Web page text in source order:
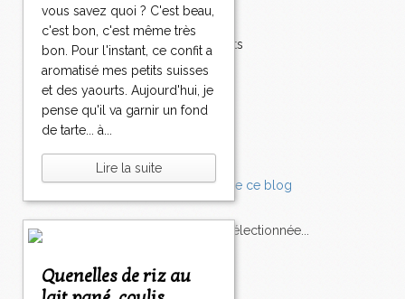
vous savez quoi ? C'est beau,
c'est bon, c'est même très
bon. Pour l'instant, ce confit a
aromatisé mes petits suisses
et des yaourts. Aujourd'hui, je
pense qu'il va garnir un fond
de tarte... à...
Lire la suite
Quenelles de riz au
Fêtes
Poisson
Accompagnements
Champignons
Chocolat
Pâtes
Tomates
L'Express style m'a sélectionnée...
L'actuSaveurs
lexpress.fr/Styles